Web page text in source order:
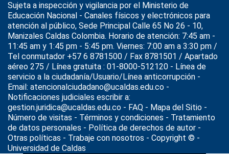
Sujeta a inspección y vigilancia por el Ministerio de
Educación Nacional - Canales físicos y electrónicos para
atención al público, Sede Principal Calle 65 No 26 - 10,
Manizales Caldas Colombia. Horario de atención: 7:45 am -
11:45 am y 1:45 pm - 5:45 pm. Viernes: 7:00 am a 3:30 pm /
Tel conmutador +57 6 8781500 / Fax 8781501 / Apartado
aéreo 275 / Línea gratuita : 01-8000-512120 - Línea de
servicio a la ciudadanía/Usuario/Línea anticorrupción -
Email: atencionalciudadano@ucaldas.edu.co -
Notificaciones judiciales escribir a:
gestion.juridica@ucaldas.edu.co - FAQ - Mapa del Sitio -
Número de visitas - Términos y condiciones - Tratamiento
de datos personales - Política de derechos de autor -
Otras políticas - Trabaje con nosotros - Copyright © -
Universidad de Caldas